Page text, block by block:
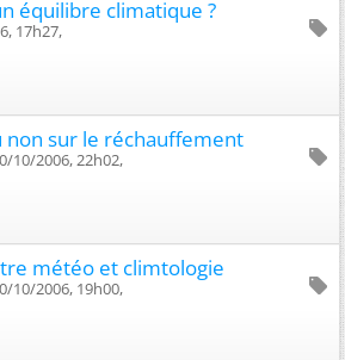
équilibre climatique ?
17h27,
non sur le réchauffement
10/2006, 22h02,
météo et climtologie
10/2006, 19h00,